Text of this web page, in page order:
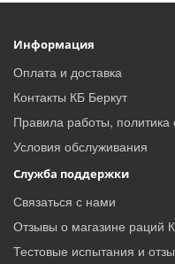
Информация
Оплата и доставка
Контакты КБ Беркут
Правила работы,
Условия обслуживания
Служба поддержки
Связаться с нами
Отзывы о магазине раций
Тестовые испытания и